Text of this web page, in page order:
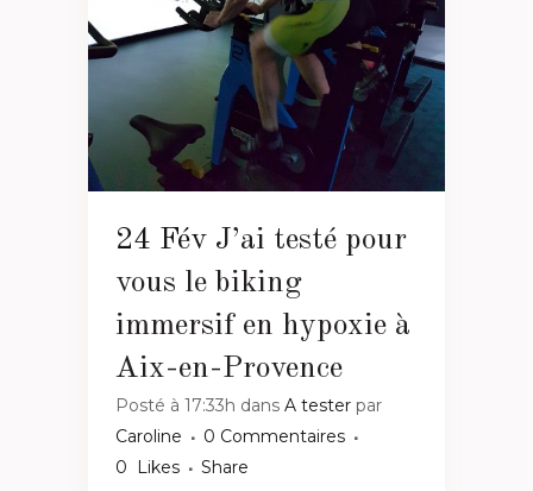
24 Fév J’ai testé pour
vous le biking
immersif en hypoxie à
Aix-en-Provence
Posté à 17:33h dans A tester par
Caroline
0 Commentaires
0
Likes Share